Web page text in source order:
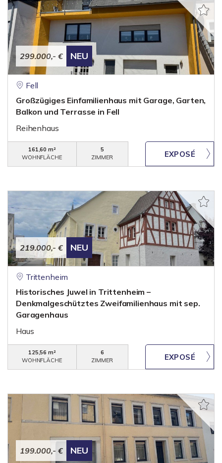
299.000,- € NEU
Fell
Großzügiges Einfamilienhaus mit Garage, Garten,
Balkon und Terrasse in Fell
Reihenhaus
161,60 m²
WOHNFLÄCHE
5
ZIMMER
219.000,- € NEU
Trittenheim
Historisches Juwel in Trittenheim –
Denkmalgeschütztes Zweifamilienhaus mit sep.
Garagenhaus
Haus
125,56 m²
WOHNFLÄCHE
6
ZIMMER
199.000,- € NEU